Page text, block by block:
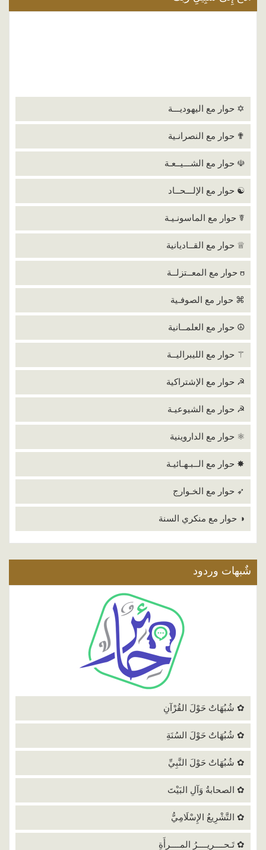
✡ حوار مع اليهوديـــة
✟ حوار مع النصرانـية
☫ حوار مع الشـــيــعـة
☯ حوار مع الإلـــحــاد
☤ حوار مع الماسونـيـة
♕ حوار مع القــاديانية
ʊ حوار مع المعــتزلــة
⌘ حوار مع الصوفـية
☮ حوار مع العلمــانية
⚚ حوار مع الليبراليــة
☭ حوار مع الإشتراكية
☭ حوار مع الشيوعيـة
⚛ حوار مع الداروينية
✸ حوار مع الــبـهـائيـة
➶ حوار مع الخـوارج
◑ حوار مع منكري السنة
شٌبهات وردود
✿ شُبُهَاتٌ حَوْلَ القُرْآنِ
✿ شُبُهَاتٌ حَوْلَ السُنَةِ
✿ شُبُهَاتٌ حَوْلَ النَّبِيِّ
✿ الصحابةُ وَآلِ البَيْتَ
✿ التَّشْرِيعُ الإِسْلَامِيُّ
✿ تَـحــــريــــرُ المــــرأَةِ